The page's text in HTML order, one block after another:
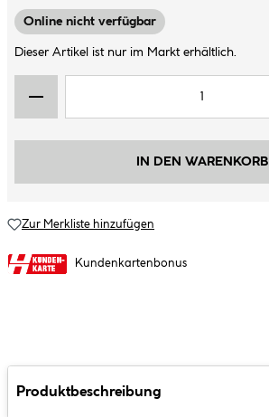
Online nicht verfügbar
Dieser Artikel ist nur im Markt erhältlich.
IN DEN WARENKORB
Zur Merkliste hinzufügen
Kundenkartenbonus
Produktbeschreibung